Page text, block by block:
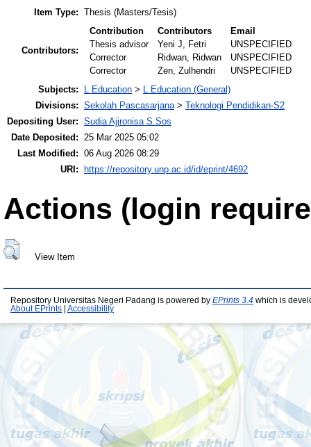
Item Type: Thesis (Masters/Tesis)
Contributors:
Contribution Contributors
Email
Thesis advisor
Yeni J, Fetri
UNSPECIFIED
Corrector
Ridwan, Ridwan
UNSPECIFIED
Corrector
Zen, Zulhendri
UNSPECIFIED
Subjects:
L Education > L Education (General)
Divisions: Sekolah Pascasarjana> Teknologi Pendidikan-S2
Depositing User: Sudia Ajjronisa S.Sos
Date Deposited: 25 Mar 2025 05:02
Last Modified: 06 Aug 2026 08:29
URI:
https://repository.unp.ac.id/id/eprint/4692
Actions (login
View Item
Repository Universitas Negeri Padang is powered by EPrints 3.4 which is
About EPrints
Accessibility